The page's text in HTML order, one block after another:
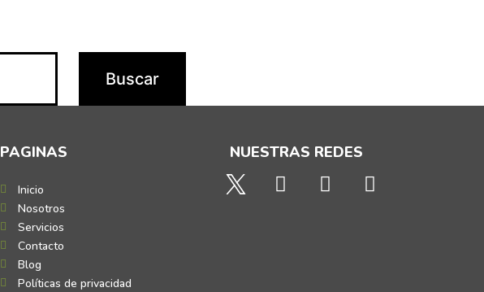
PAGINAS
Inicio
Nosotros
Servicios
Contacto
Blog
Políticas de privacidad
NUESTRAS REDES